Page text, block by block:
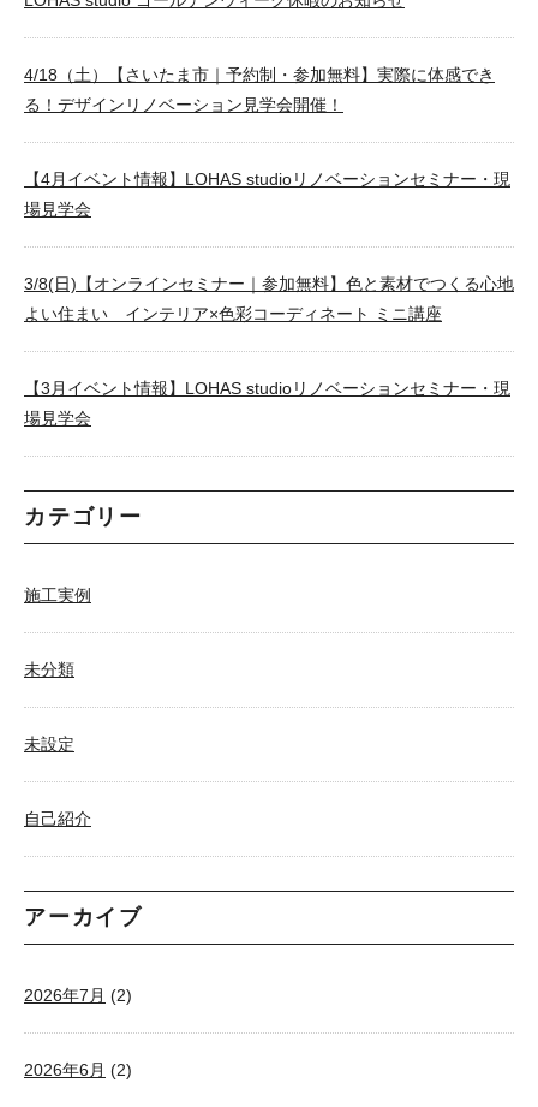
4/18（土）【さいたま市｜予約制・参加無料】実際に体感でき
る！デザインリノベーション見学会開催！
【4月イベント情報】LOHAS studioリノベーションセミナー・現
場見学会
3/8(日)【オンラインセミナー｜参加無料】色と素材でつくる心地
よい住まい インテリア×色彩コーディネート ミニ講座
【3月イベント情報】LOHAS studioリノベーションセミナー・現
場見学会
カテゴリー
施工実例
未分類
未設定
自己紹介
アーカイブ
2026年7月 (2)
2026年6月 (2)